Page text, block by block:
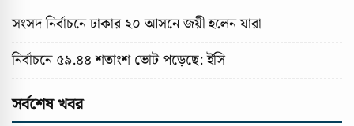
সংসদ নির্বাচনে ঢাকার ২০ আসনে জয়ী হলেন যারা
নির্বাচনে ৫৯.৪৪ শতাংশ ভোট পড়েছে: ইসি
সর্বশেষ খবর